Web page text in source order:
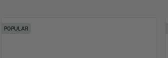
POPULAR